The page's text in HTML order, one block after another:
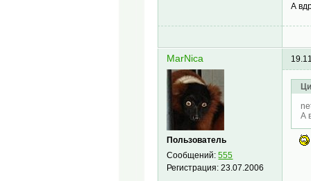
А
MarNica
Пользователь
Сообщений:555
Регистрация:23.07.2006
А